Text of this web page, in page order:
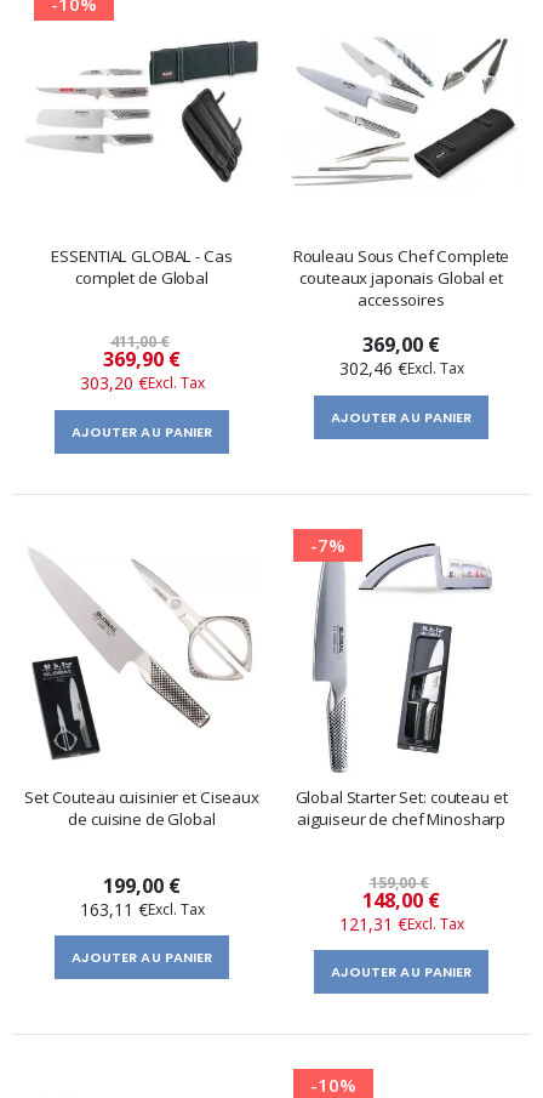
ESSENTIAL GLOBAL - Cas
complet de Global
411,00 €
Prix
spécial
369,90 €
303,20 €
AJOUTER AU PANIER
Rouleau Sous Chef Complete
couteaux japonais Global et
accessoires
369,00 €
302,46 €
AJOUTER AU PANIER
Set Couteau cuisinier et Ciseaux
de cuisine de Global
199,00 €
163,11 €
AJOUTER AU PANIER
-7%
Global Starter Set: couteau et
aiguiseur de chef Minosharp
159,00 €
Prix
spécial
148,00 €
121,31 €
AJOUTER AU PANIER
-10%